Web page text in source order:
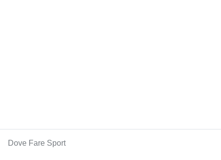
Dove Fare Sport